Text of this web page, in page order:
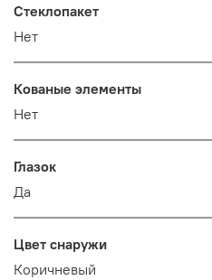
Стеклопакет
Нет
Кованые элементы
Нет
Глазок
Да
Цвет снаружи
Коричневый